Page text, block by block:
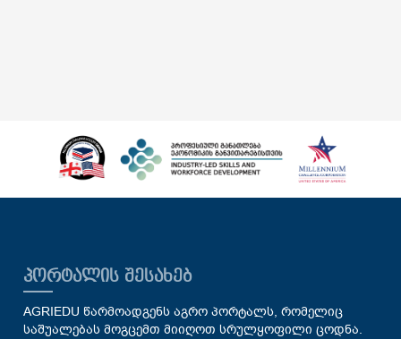
ᲞᲝᲠᲢᲐᲚᲘᲡ ᲨᲔᲡᲐᲮᲔᲑ
AGRIEDU წარმოადგენს აგრო პორტალს, რომელიც
საშუალებას მოგცემთ მიიღოთ სრულყოფილი ცოდნა.